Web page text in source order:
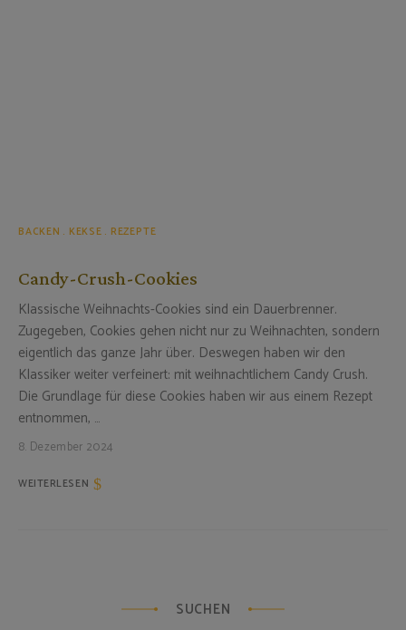
BACKEN KEKSE REZEPTE
Candy-Crush-Cookies
Klassische Weihnachts-Cookies sind ein Dauerbrenner.
Zugegeben, Cookies gehen nicht nur zu Weihnachten, sondern
eigentlich das ganze Jahr über. Deswegen haben wir den
Klassiker weiter verfeinert: mit weihnachtlichem Candy Crush.
Die Grundlage für diese Cookies haben wir aus einem Rezept
entnommen, …
8. Dezember 2024
WEITERLESEN
SUCHEN